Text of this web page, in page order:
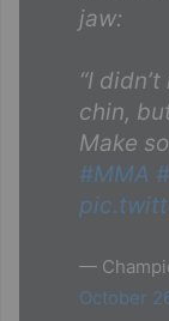
jaw:
“I
chin,
Make
#MMA
—
October